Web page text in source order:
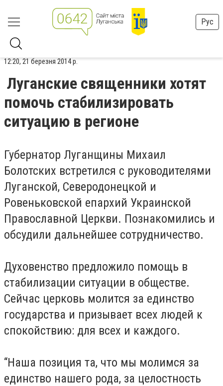
Рус
12:20, 21 березня 2014 р.
Луганские священники хотят
помочь стабилизировать
ситуацию в регионе
Губернатор Луганщины Михаил
Болотских встретился с руководителями
Луганской, Северодонецкой и
Ровеньковской епархий Украинской
Православной Церкви. Познакомились и
обсудили дальнейшее сотрудничество.
Духовенство предложило помощь в
стабилизации ситуации в обществе.
Сейчас церковь молится за единство
государства и призывает всех людей к
спокойствию: для всех и каждого.
“Наша позиция та, что мы молимся за
единство нашего рода, за целостность